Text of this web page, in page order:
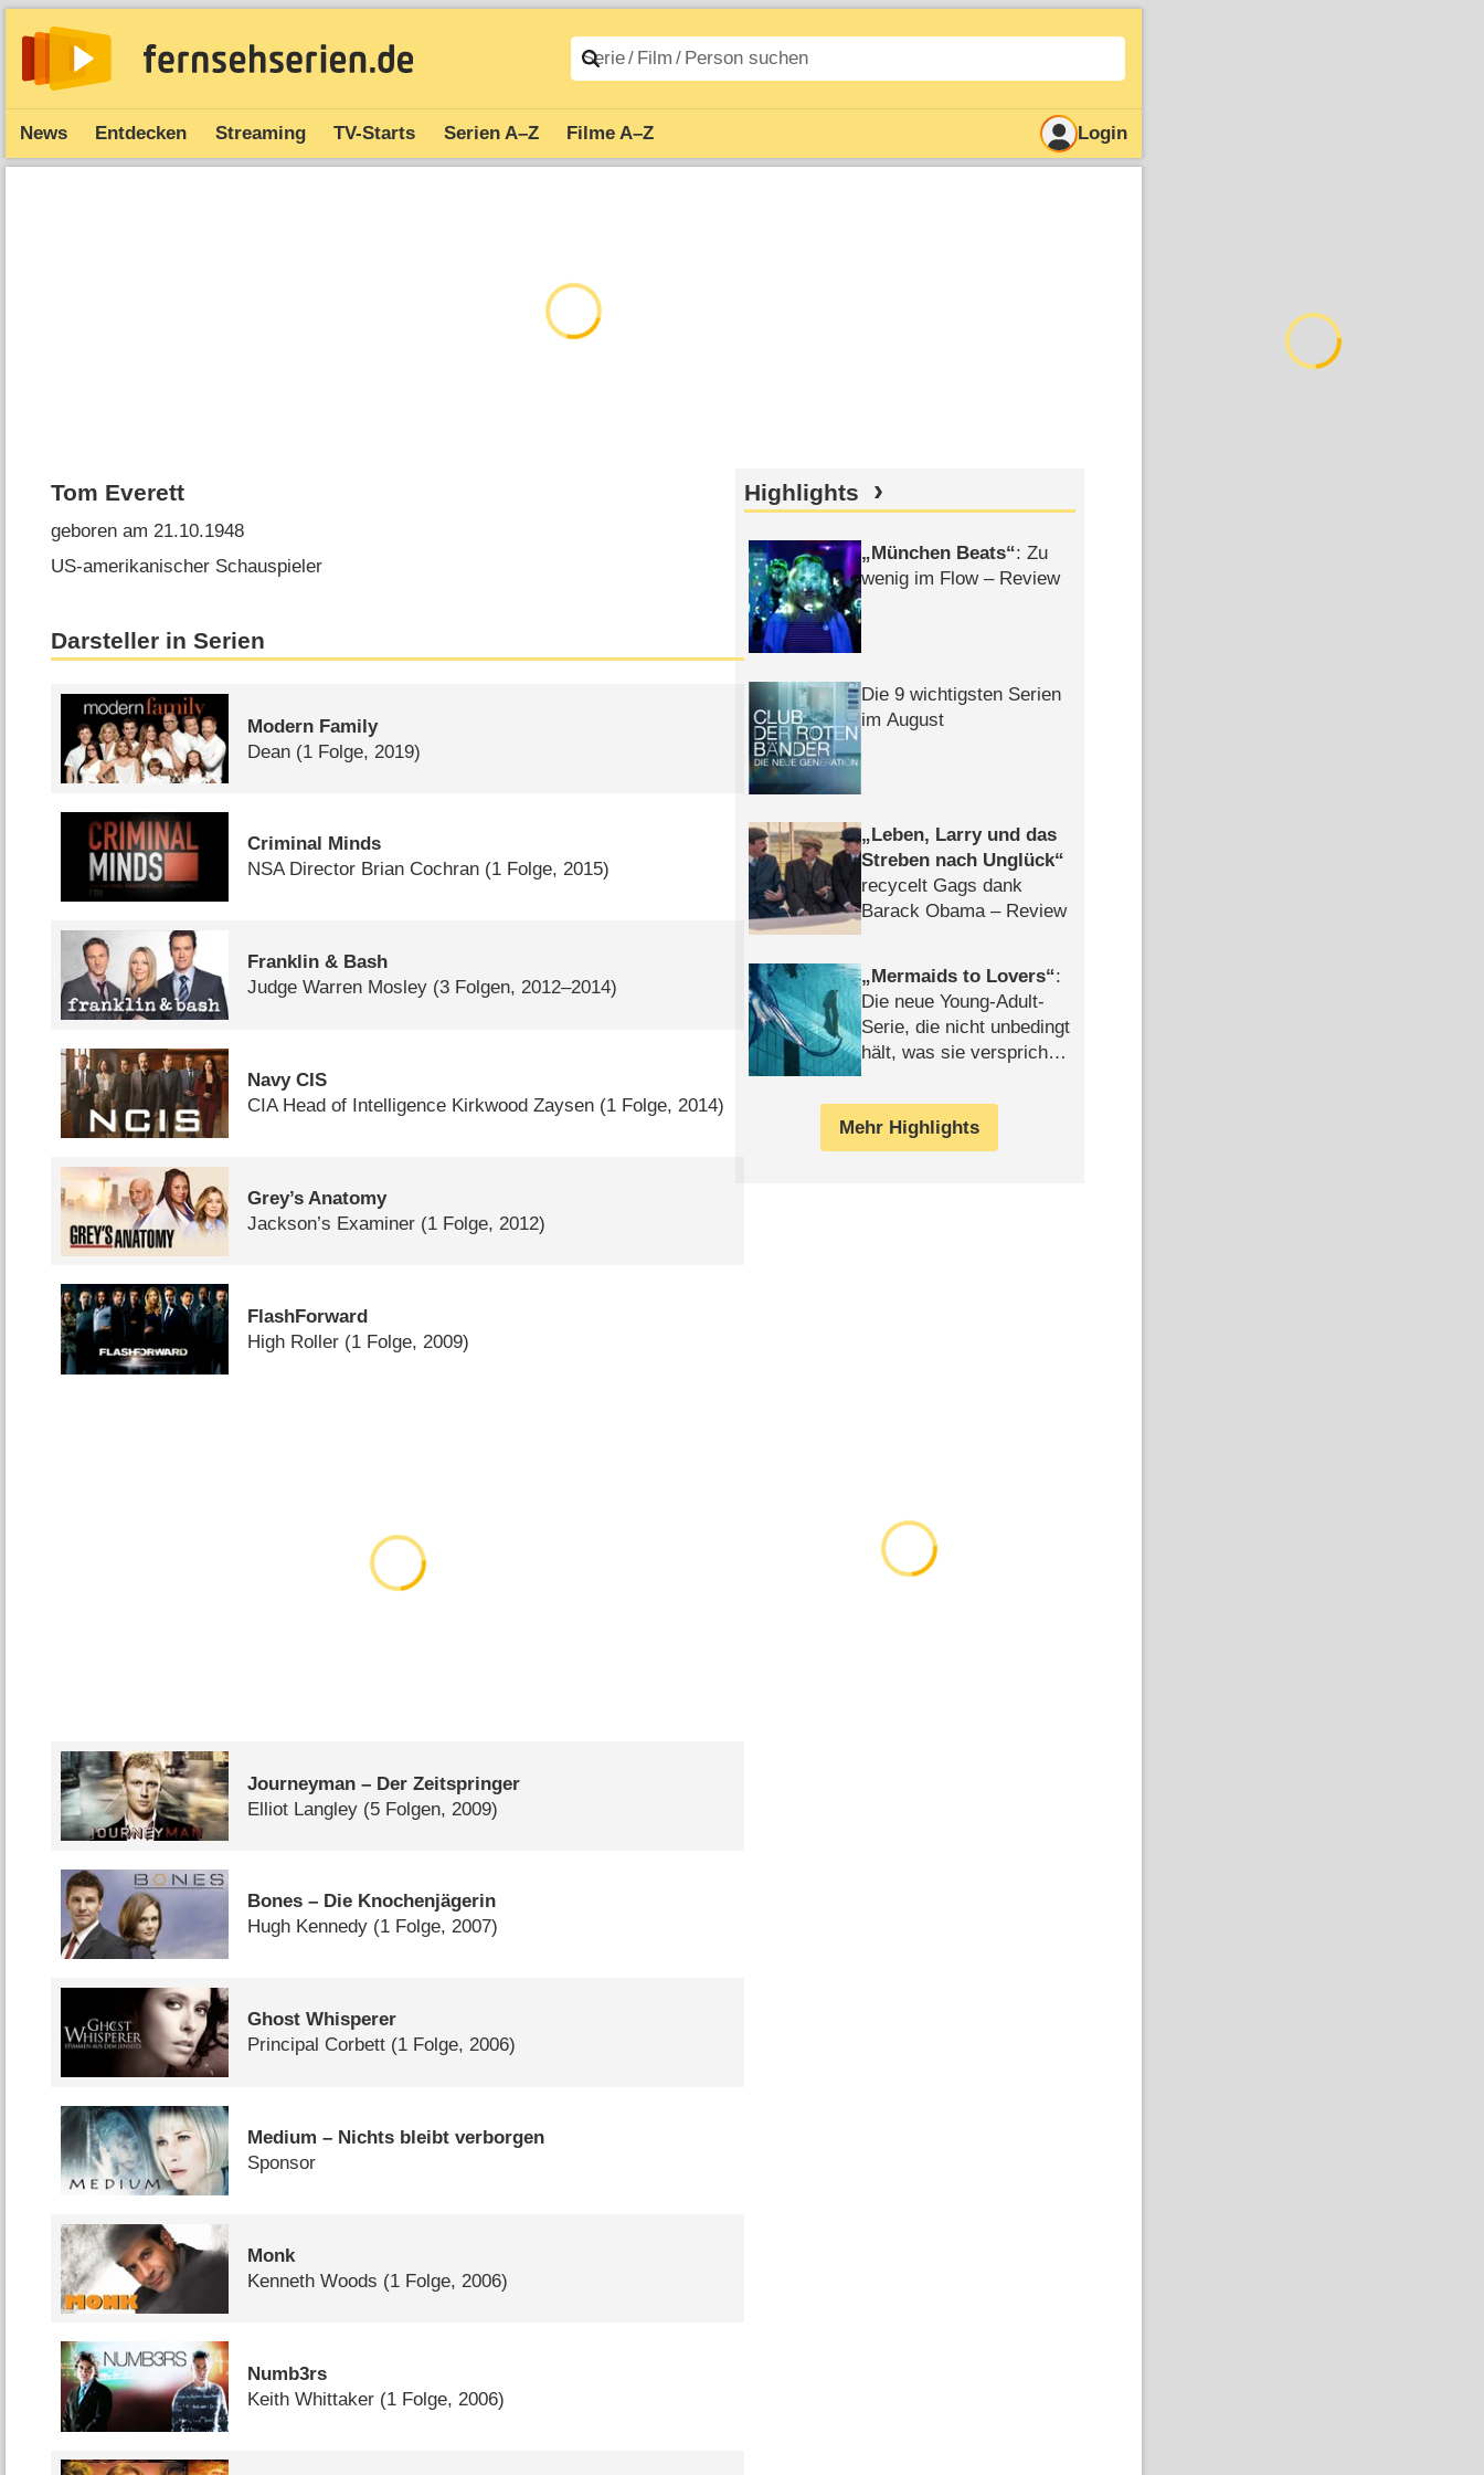
News Entdecken Streaming TV-Starts Serien A–Z Filme A–Z Login
Tom Everett
geboren am 21.10.1948
US-amerikanischer Schauspieler
Darsteller in Serien
Modern Family
Dean (1 Folge, 2019)
Criminal Minds
NSA Director Brian Cochran (1 Folge, 2015)
Franklin & Bash
Judge Warren Mosley (3 Folgen, 2012–2014)
Navy CIS
CIA Head of Intelligence Kirkwood Zaysen (1 Folge, 2014)
Grey’s Anatomy
Jackson’s Examiner (1 Folge, 2012)
FlashForward
High Roller (1 Folge, 2009)
Journeyman – Der Zeitspringer
Elliot Langley (5 Folgen, 2009)
Bones – Die Knochenjägerin
Hugh Kennedy (1 Folge, 2007)
Ghost Whisperer
Principal Corbett (1 Folge, 2006)
Medium – Nichts bleibt verborgen
Sponsor
Monk
Kenneth Woods (1 Folge, 2006)
Numb3rs
Keith Whittaker (1 Folge, 2006)
Highlights
München Beats : Zu
wenig im Flow – Review
Die 9 wichtigsten Serien
im August
Leben, Larry und das
Streben nach Unglück
recycelt Gags dank
Barack Obama – Review
Mermaids to Lovers :
Die neue Young-Adult-
Serie, die nicht unbedingt
hält, was sie verspricht –
Mehr Highlights